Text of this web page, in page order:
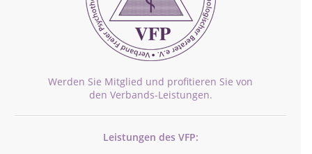
Werden Sie Mitglied und profitieren Sie von
den Verbands-Leistungen.
Leistungen des VFP: